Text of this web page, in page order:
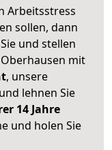
Arbeitsstress
sollen, dann
und stellen
mit
, unsere
lehnen Sie
14 Jahre
und holen Sie